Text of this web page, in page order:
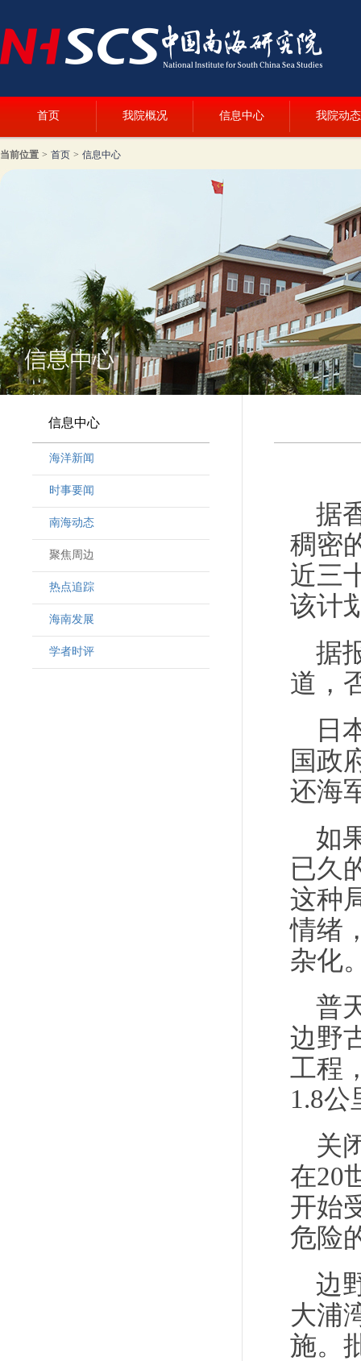
首页 我院概况 信息中心 我院动态
当前位置 > 首页 > 信息中心
信息中心
海洋新闻
时事要闻
南海动态
聚焦周边
热点追踪
海南发展
学者时评
据
稠密
近三
该计
据
道，
日
国政
还海
如
已久
这种
情绪
杂化
普
边野
工程
1.8公
关
在20
开始
危险
边
大浦
施。